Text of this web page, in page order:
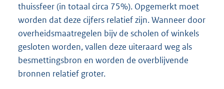
thuissfeer (in totaal circa 75%). Opgemerkt moet
worden dat deze cijfers relatief zijn. Wanneer door
overheidsmaatregelen bijv de scholen of winkels
gesloten worden, vallen deze uiteraard weg als
besmettingsbron en worden de overblijvende
bronnen relatief groter.